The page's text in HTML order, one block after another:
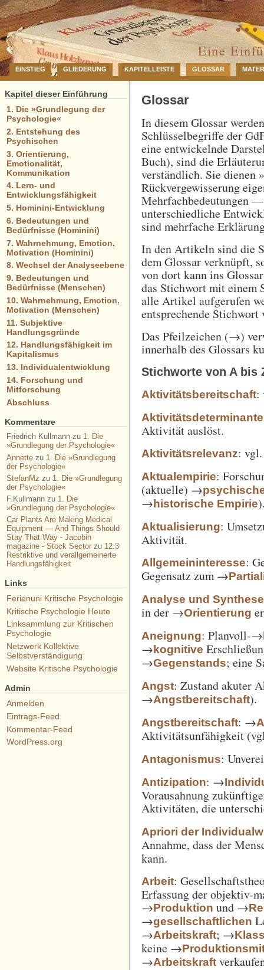
…
Eine
EINSTIEG GLIEDERUNG KAPITELLEISTE GLOSSAR
Glossar
In diesem Glossar
Schlüsselbegriffe der
eine entwickelnde
Buch), sind die
verständlich. Sie dienen
Rückvergewisserung
Mehrfachbedeutungen
unterschiedliche
sind mehrfache
In den Artikeln sind die
dem Glossar verknüpft,
von dort kann ins
das Stichwort mit einem
alle Artikel aufgerufen
entsprechende Stichwort
Das Pfeilzeichen (→)
innerhalb des Glossars
Stichworte von A bis
Aktivitätsbereitschaft:
Aktivitätsdeterminante
Aktivität auslöst.
Aktivitätsrelevanz:
Aktualempirie:
(aktuelle) →
→historische Empirie
Aktualisierung:
Aktivität.
Allgemeininteresse:
Gegensatz zum →
Analyse und Synthese
in der →Orientierung
Aneignung: Planvoll-→
→kognitive
→Gegenstands; eine
Angst: Zustand akuter
→Angstbereitschaft).
Angstbereitschaft: →
Aktivitätsunfähigkeit
Antagonismus:
Antizipation: →
Vorausahnung
Aktivitäten, die
Apriori der
Annahme, dass der
kann.
Arbeit:
Erfassung der objektiv-
→Produktion und →
→gesellschaftlichen
→Arbeitskraft; →
keine →
→Arbeitskraft
Kapitel dieser Einführung
1. Die »Grundlegung der
Psychologie«
2. Entstehung des
Psychischen
3. Orientierung,
Emotionalität,
Kommunikation
4. Lern- und
Entwicklungsfähigkeit
5. Hominini-Entwicklung
6. Bedeutungen und
Bedürfnisse (Hominini)
7. Wahrnehmung, Emotion,
Motivation (Hominini)
8. Wechsel der Analyseebene
9. Bedeutungen und
Bedürfnisse (Menschen)
10. Wahrnehmung, Emotion,
Motivation (Menschen)
11. Subjektive
Handlungsgründe
12. Handlungsfähigkeit im
Kapitalismus
13. Individualentwicklung
14. Forschung und
Mitforschung
Abschluss
Kommentare
Friedrich Kullmannzu 1. Die
»Grundlegung der Psychologie«
Annettezu 1. Die »Grundlegung
der Psychologie«
StefanMz zu 1. Die »Grundlegung
der Psychologie«
F.Kullmannzu 1. Die
»Grundlegung der Psychologie«
Car Plants Are Making Medical
Equipment — And Things Should
Stay That Way - Jacobin
magazine - Stock Sectorzu 12.3
Restriktive und verallgemeinerte
Handlungsfähigkeit
Links
Ferienuni Kritische Psychologie
Kritische Psychologie Heute
Linksammlung zur Kritischen
Psychologie
Netzwerk Kollektive
Selbstverständigung
Website Kritische Psychologie
Admin
Anmelden
Eintrags-Feed
Kommentar-Feed
WordPress.org